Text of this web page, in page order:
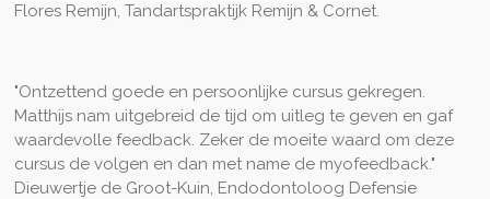
Flores Remijn, Tandartspraktijk Remijn & Cornet.
"Ontzettend goede en persoonlijke cursus gekregen.
Matthijs nam uitgebreid de tijd om uitleg te geven en gaf
waardevolle feedback. Zeker de moeite waard om deze
cursus de volgen en dan met name de myofeedback."
Dieuwertje de Groot-Kuin, Endodontoloog Defensie